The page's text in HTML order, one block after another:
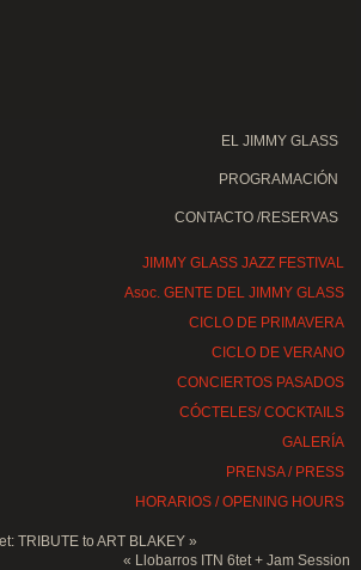
EL JIMMY GLASS
PROGRAMACIÓN
CONTACTO /RESERVAS
JIMMY GLASS JAZZ FESTIVAL
Asoc. GENTE DEL JIMMY GLASS
CICLO DE PRIMAVERA
CICLO DE VERANO
CONCIERTOS PASADOS
CÓCTELES/ COCKTAILS
GALERÍA
PRENSA / PRESS
HORARIOS / OPENING HOURS
TRIBUTE to ART BLAKEY »
« Llobarros ITN 6tet + Jam Session